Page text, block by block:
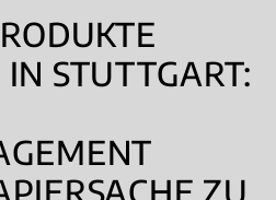
STUTTGART:
ZU